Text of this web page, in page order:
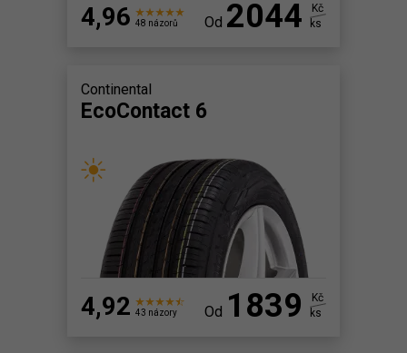
4,96 48 názorů Od 2044
Kč
ks
Continental
EcoContact 6
4,92 43 názory Od 1839
Kč
ks